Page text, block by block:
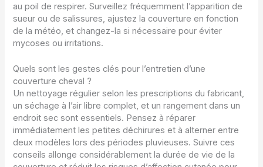
au poil de respirer. Surveillez fréquemment l’apparition de
sueur ou de salissures, ajustez la couverture en fonction
de la météo, et changez-la si nécessaire pour éviter
mycoses ou irritations.
Quels sont les gestes clés pour l’entretien d’une
couverture cheval ?
Un nettoyage régulier selon les prescriptions du fabricant,
un séchage à l’air libre complet, et un rangement dans un
endroit sec sont essentiels. Pensez à réparer
immédiatement les petites déchirures et à alterner entre
deux modèles lors des périodes pluvieuses. Suivre ces
conseils allonge considérablement la durée de vie de la